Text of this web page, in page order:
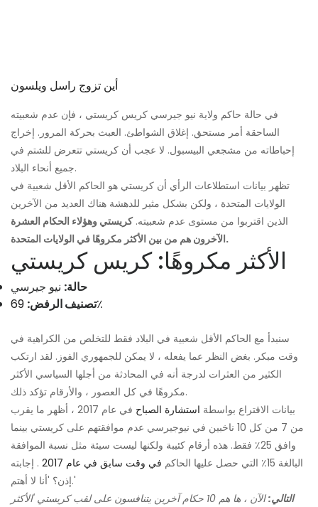
أين تزوج راسل ويلسون
في حالة حاكم ولاية نيو جيرسي كريس كريستي ، فإن عدم شعبيته
الساحقة أمر مستحق. إغلاق الشواطئ. العبث بحركة المرور. إخراج
إحباطاته من مشجعي البيسبول. لا عجب أن كريستي تتعرض للشتم في
جميع أنحاء البلاد.
تظهر بيانات استطلاعات الرأي أن كريستي هو الحاكم الأقل شعبية في
الولايات المتحدة ، ولكن بشكل مثير للدهشة هناك العديد من الآخرين
الذين اقتربوا من مستوى عدم شعبيته.كريستي وهؤلاء الحكام العشرة
الآخرون هم من بين الأكثر مكروهًا في الولايات المتحدة.
الأكثر مكروهًا: كريس كريستي
حالة: نيو جيرسي
تصنيف الرفض:69٪
سنبدأ مع الحاكم الأقل شعبية في البلاد فقط للتخلص من الكراهية في
وقت مبكر. بغض النظر عما يفعله ، لا يمكن للجمهوري الفوز. لقد ارتكب
الكثير من العثرات لدرجة أنه في المحادثة من أجلها السياسي الأكثر
مكروهًا في كل العصور ، والأرقام تؤكد ذلك.
بيانات الاقتراع بواسطة استشارة الصباح
في عام 2017 ، أظهر ما يقرب
من 7 من كل 10 ناخبين في نيوجيرسي عدم موافقتهم على كريستي بينما
وافق 25٪ فقط. هذه أرقام كئيبة ولكنها ليست سيئة مثل نسبة الموافقة
البالغة 15٪ التي حصل عليها الحاكم
في وقت سابق في عام 2017
. إجابته
إذن؟ 'أنا لا أهتم.'
التالي:
الآن ، ها هم 10 حكام آخرين يتنافسون على لقب كريستي 'الأكثر